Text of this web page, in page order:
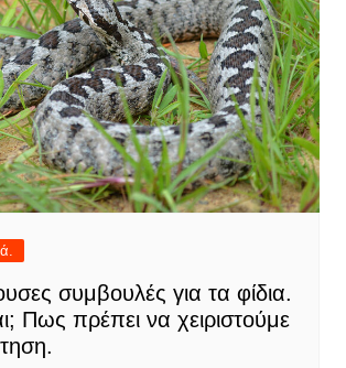
συμβουλές για τα φίδια.
Πως πρέπει να χειριστούμε